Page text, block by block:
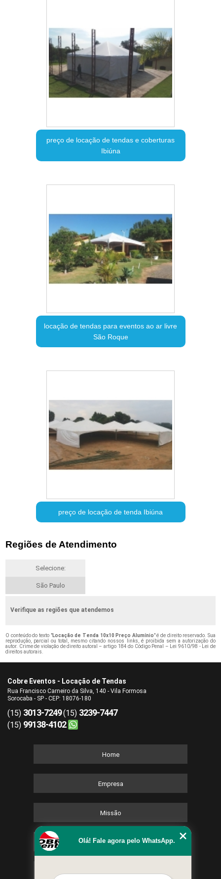
preço de locação de tendas e coberturas
Ibiúna
locação de tendas para eventos ao ar livre
São Roque
preço de locação de tenda Ibiúna
Regiões de Atendimento
Selecione:
São Paulo
Verifique as regiões que atendemos
O conteúdo do texto "Locação de Tenda 10x10 Preço Alumínio" é de direito reservado. Sua
reprodução, parcial ou total, mesmo citando nossos links, é proibida sem a autorização do
autor. Crime de violação de direito autoral – artigo 184 do Código Penal – Lei 9610/98 - Lei de
direitos autorais.
Cobre Eventos - Locação de Tendas
Rua Francisco Carneiro da Silva, 140 - Vila Formosa
Sorocaba - SP - CEP: 18076-180
(15) 3013-7249(15) 3239-7447
(15) 99138-4102
Home
Empresa
Missão
Serviços
Olá! Fale agora pelo WhatsApp.